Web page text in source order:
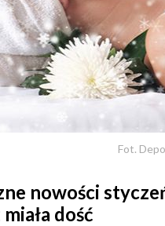
Fot.
nowości
dość